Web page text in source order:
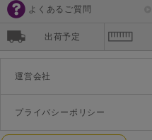
よくあるご質問
出荷予定
運営会社
プライバシーポリシー